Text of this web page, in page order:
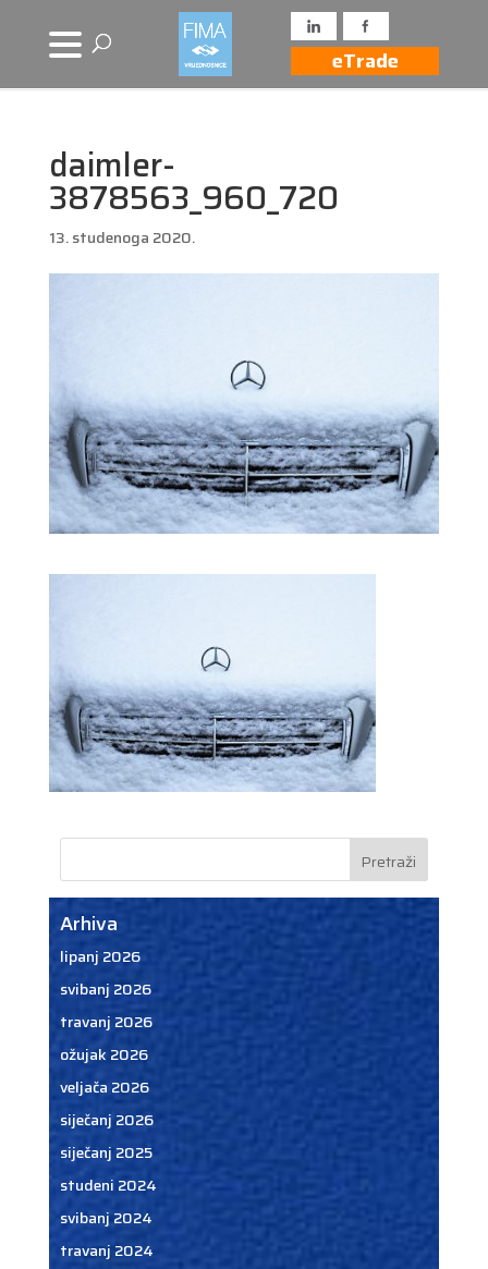
eTrade
daimler-
3878563_960_720
13. studenoga 2020.
Arhiva
lipanj 2026
svibanj 2026
travanj 2026
ožujak 2026
veljača 2026
siječanj 2026
siječanj 2025
studeni 2024
svibanj 2024
travanj 2024